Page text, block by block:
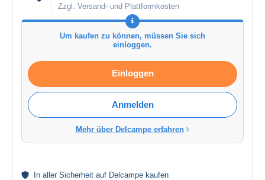
Zzgl. Versand- und Plattformkosten
Um kaufen zu können, müssen Sie sich
einloggen.
Einloggen
Anmelden
Mehr über Delcampe erfahren
In aller Sicherheit auf Delcampe kaufen